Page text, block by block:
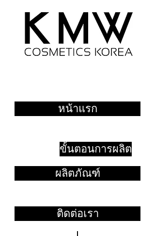
หน้าแรก
ขั้นตอนการผลิต
ผลิตภัณฑ์
ติดต่อเรา